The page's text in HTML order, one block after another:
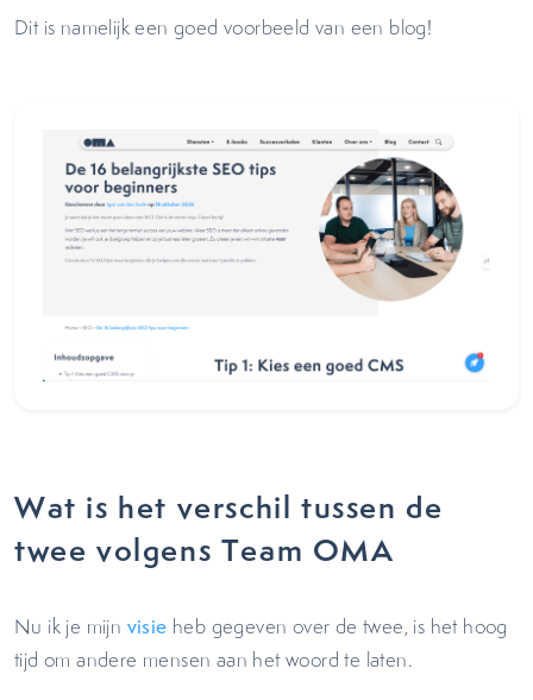
Dit is namelijk een goed voorbeeld van een blog!
Wat is het verschil tussen de
twee volgens Team OMA
Nu ik je mijn visie heb gegeven over de twee, is het hoog
tijd om andere mensen aan het woord te laten.